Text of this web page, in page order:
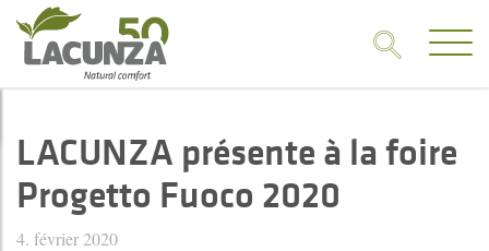
LACUNZA présente à la foire
Progetto Fuoco 2020
4. février 2020